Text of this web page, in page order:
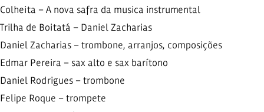
Colheita – A nova safra da musica instrumental
Trilha de Boitatá – Daniel Zacharias
Daniel Zacharias – trombone, arranjos, composições
Edmar Pereira – sax alto e sax barítono
Daniel Rodrigues – trombone
Felipe Roque – trompete